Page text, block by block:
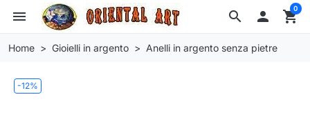
search
menu  shopping_cart
0
Home Gioielli in argento Anelli in argento senza pietre
-12%